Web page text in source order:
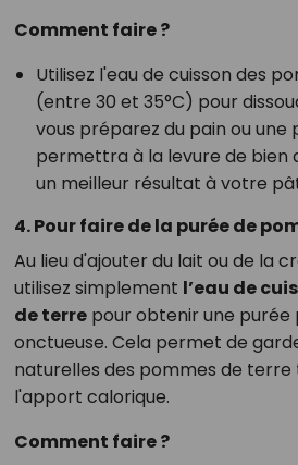
Comment faire ?
Utilisez l'eau de cuisson des
(entre 30 et 35°C) pour
vous préparez du pain ou une
permettra à la levure de bien
un meilleur résultat à votre
4. Pour faire de la purée de
Au lieu d'ajouter du lait ou de la
utilisez simplement l’eau de
de terrepour obtenir une purée
onctueuse. Cela permet de
naturelles des pommes de
l'apport calorique.
Comment faire ?